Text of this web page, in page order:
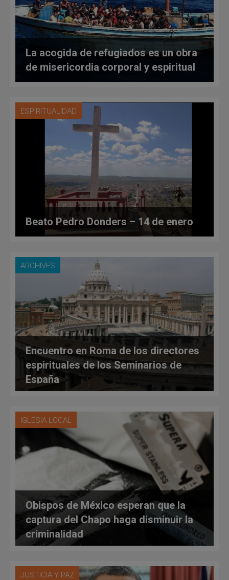
La acogida de refugiados es un obra
de misericordia corporal y espiritual
ESPIRITUALIDAD
Beato Pedro Donders – 14 de enero
ARCHIVES
Encuentro en Roma de los directores
espirituales de los Seminarios de
España
IGLESIA LOCAL
Obispos de México esperan que la
captura del Chapo haga disminuir la
criminalidad
JUSTICIA Y PAZ